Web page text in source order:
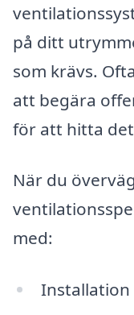
på ditt
som krävs.
att begära
för att hitta
När du
med:
Installation